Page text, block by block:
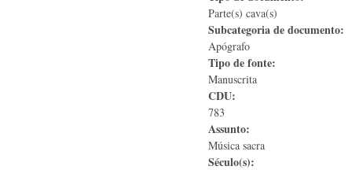
Parte(s) cava(s)
Subcategoria de documento:
Apógrafo
Tipo de fonte:
Manuscrita
CDU:
783
Assunto:
Música sacra
Século(s):